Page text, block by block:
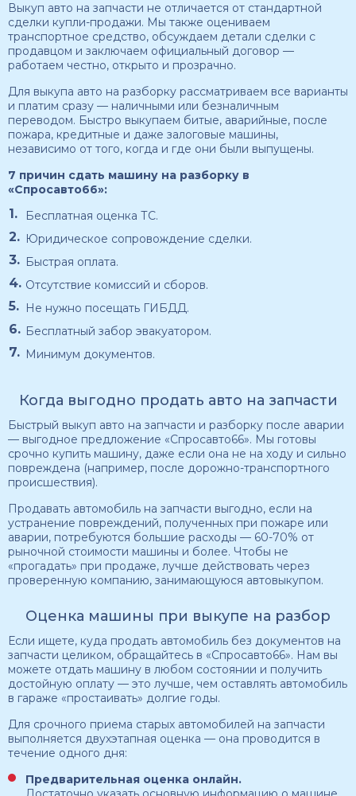
Выкуп авто на запчасти не отличается от стандартной
сделки купли-продажи. Мы также оцениваем
транспортное средство, обсуждаем детали сделки с
продавцом и заключаем официальный договор —
работаем честно, открыто и прозрачно.
Для выкупа авто на разборку рассматриваем все варианты
и платим сразу — наличными или безналичным
переводом. Быстро выкупаем битые, аварийные, после
пожара, кредитные и даже залоговые машины,
независимо от того, когда и где они были выпущены.
7 причин сдать машину на разборку в
«Спросавто66»:
Бесплатная оценка ТС.
Юридическое сопровождение сделки.
Быстрая оплата.
Отсутствие комиссий и сборов.
Не нужно посещать ГИБДД.
Бесплатный забор эвакуатором.
Минимум документов.
Когда выгодно продать авто на запчасти
Быстрый выкуп авто на запчасти и разборку после аварии
— выгодное предложение «Спросавто66». Мы готовы
срочно купить машину, даже если она не на ходу и сильно
повреждена (например, после дорожно-транспортного
происшествия).
Продавать автомобиль на запчасти выгодно, если на
устранение повреждений, полученных при пожаре или
аварии, потребуются большие расходы — 60-70% от
рыночной стоимости машины и более. Чтобы не
«прогадать» при продаже, лучше действовать через
проверенную компанию, занимающуюся автовыкупом.
Оценка машины при выкупе на разбор
Если ищете, куда продать автомобиль без документов на
запчасти целиком, обращайтесь в «Спросавто66». Нам вы
можете отдать машину в любом состоянии и получить
достойную оплату — это лучше, чем оставлять автомобиль
в гараже «простаивать» долгие годы.
Для срочного приема старых автомобилей на запчасти
выполняется двухэтапная оценка — она проводится в
течение одного дня:
Предварительная оценка онлайн.